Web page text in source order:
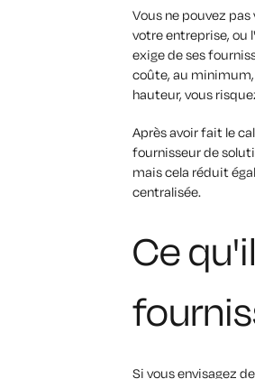
Vous ne pouvez
votre entreprise, ou
exige de ses
coûte, au minimum,
hauteur, vous
Après avoir fait le
fournisseur de
mais cela réduit
centralisée.
Ce
Si vous envisagez